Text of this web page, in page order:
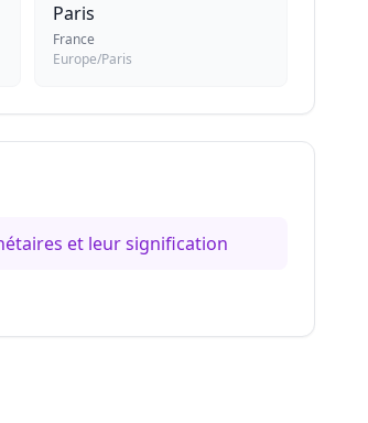
Paris
France
Europe/Paris
et leur signification